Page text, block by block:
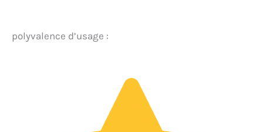
polyvalence d’usage :